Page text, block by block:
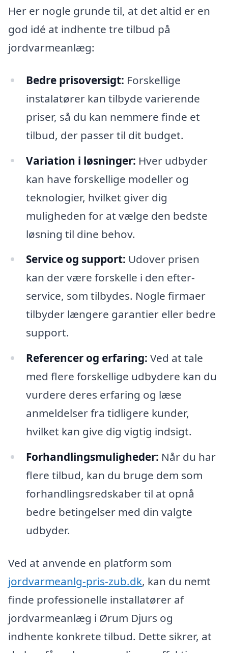
Her er nogle grunde til, at det altid er en
god idé at indhente tre tilbud på
jordvarmeanlæg:
Bedre prisoversigt: Forskellige
instalatører kan tilbyde varierende
priser, så du kan nemmere finde et
tilbud, der passer til dit budget.
Variation i løsninger: Hver udbyder
kan have forskellige modeller og
teknologier, hvilket giver dig
muligheden for at vælge den bedste
løsning til dine behov.
Service og support: Udover prisen
kan der være forskelle i den efter-
service, som tilbydes. Nogle firmaer
tilbyder længere garantier eller bedre
support.
Referencer og erfaring: Ved at tale
med flere forskellige udbydere kan du
vurdere deres erfaring og læse
anmeldelser fra tidligere kunder,
hvilket kan give dig vigtig indsigt.
Forhandlingsmuligheder: Når du har
flere tilbud, kan du bruge dem som
forhandlingsredskaber til at opnå
bedre betingelser med din valgte
udbyder.
Ved at anvende en platform som
jordvarmeanlg-pris-zub.dk, kan du nemt
finde professionelle installatører af
jordvarmeanlæg i Ørum Djurs og
indhente konkrete tilbud. Dette sikrer, at